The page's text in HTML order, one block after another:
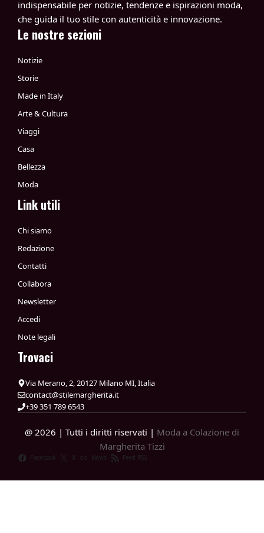
indispensabile per notizie, tendenze e ispirazioni moda,
che guida il tuo stile con autenticità e innovazione.
Le nostre sezioni
Notizie
Storie
Made in Italy
Arte & Cultura
Viaggi
Casa
Bellezza
Moda
Link utili
Chi siamo
Redazione
Contatti
Collabora
Newsletter
Accedi
Note legali
Trovaci
Via Merano, 2, 20127 Milano MI, Italia
contact@stilemargherita.it
+39 351 789 6543
@ 2026 | Tutti i diritti riservati | Moda a Colazione di
Margherita Tizzi
Facebook X News Feed RSS